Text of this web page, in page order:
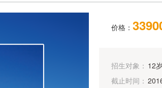
价格：
招生对象： 12
截止时间：